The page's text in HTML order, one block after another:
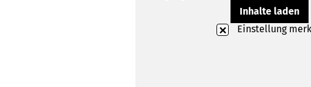
Inhalte laden
Einstellung